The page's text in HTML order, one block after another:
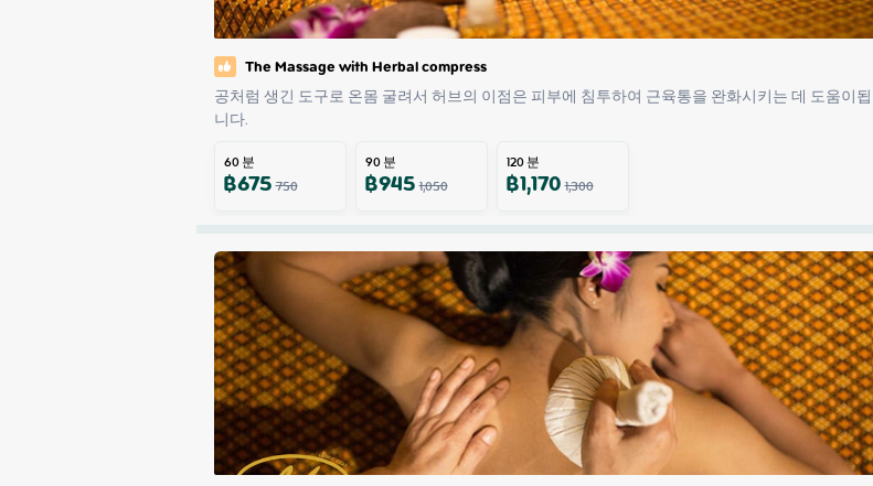
The Massage with Herbal compress
공처럼 생긴 도구로 온몸 굴려서 허브의 이점은 피부에 침투하여 근육통을 완화시키는 데 도움이됩
니다.
60분
฿675750
90분
฿9451,050
120분
฿1,1701,300